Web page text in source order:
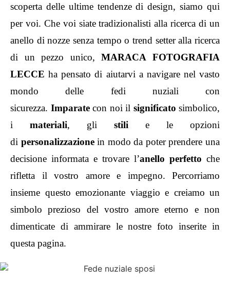
scoperta delle ultime tendenze di design, siamo qui
per voi. Che voi siate tradizionalisti alla ricerca di un
anello di nozze senza tempo o trend setter alla ricerca
di un pezzo unico,MARACA FOTOGRAFIA
LECCE ha pensato di aiutarvi a navigare nel vasto
mondo delle fedi nuziali con
sicurezza. Imparate con noi il significato simbolico,
i materiali, gli stili e le opzioni
di personalizzazionein modo da poter prendere una
decisione informata e trovare l’anello perfetto che
rifletta il vostro amore e impegno. Percorriamo
insieme questo emozionante viaggio e creiamo un
simbolo prezioso del vostro amore eterno e non
dimenticate di ammirare le nostre foto inserite in
questa pagina.